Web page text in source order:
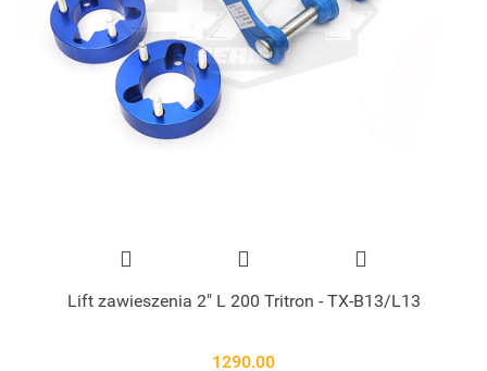
Lift zawieszenia 2" L 200 Tritron - TX-B13/L13
1290.00